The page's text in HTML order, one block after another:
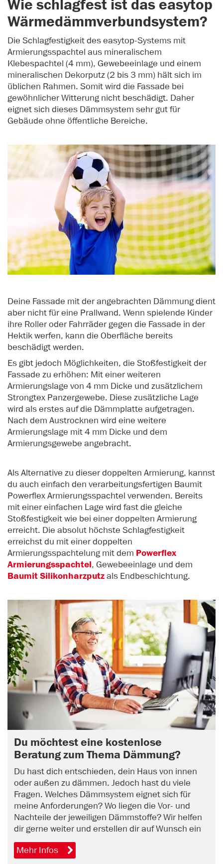
Wie schlagfest ist das easytop
Wärmedämmverbundsystem?
Die Schlagfestigkeit des easytop-Systems mit
Armierungsspachtel aus mineralischem
Klebespachtel (4 mm), Gewebeeinlage und einem
mineralischen Dekorputz (2 bis 3 mm) hält sich im
üblichen Rahmen. Somit wird die Fassade bei
gewöhnlicher Witterung nicht beschädigt. Daher
eignet sich dieses Dämmsystem sehr gut für
Gebäude ohne öffentliche Bereiche.
Deine Fassade mit der angebrachten Dämmung dient
aber nicht für eine Prallwand. Wenn spielende Kinder
ihre Roller oder Fahrräder gegen die Fassade in der
Hektik werfen, kann die Oberfläche bereits
beschädigt werden.
Es gibt jedoch Möglichkeiten, die Stoßfestigkeit der
Fassade zu erhöhen: Mit einer weiteren
Armierungslage von 4 mm Dicke und zusätzlichem
Strongtex Panzergewebe. Diese zusätzliche Lage
wird als erstes auf die Dämmplatte aufgetragen.
Nach dem Austrocknen wird eine weitere
Armierungslage mit 4 mm Dicke und dem
Armierungsgewebe angebracht.
Als Alternative zu dieser doppelten Armierung, kannst
du auch einfach den verarbeitungsfertigen Baumit
Powerflex Armierungsspachtel verwenden. Bereits
mit einer einfachen Lage wird fast die gleiche
Stoßfestigkeit wie bei einer doppelten Armierung
erreicht. Die absolut höchste Schlagfestigkeit
erreichst du mit einer doppelten
Armierungsspachtelung mit dem Powerflex
Armierungsspachtel, Gewebeeinlage und dem
Baumit Silikonharzputzals Endbeschichtung.
Du möchtest eine kostenlose
Beratung zum Thema Dämmung?
Du hast dich entschieden, dein Haus von innen
oder außen zu dämmen. Jedoch hast du viele
Fragen. Welches Dämmsystem eignet sich für
meine Anforderungen? Wo liegen die Vor- und
Nachteile der jeweiligen Dämmstoffe? Wir helfen
dir gerne weiter und erstellen dir auf Wunsch ein
unverbindliches Angebot. Vereinbare jetzt online
einen Beratungstermin.
Mehr Infos